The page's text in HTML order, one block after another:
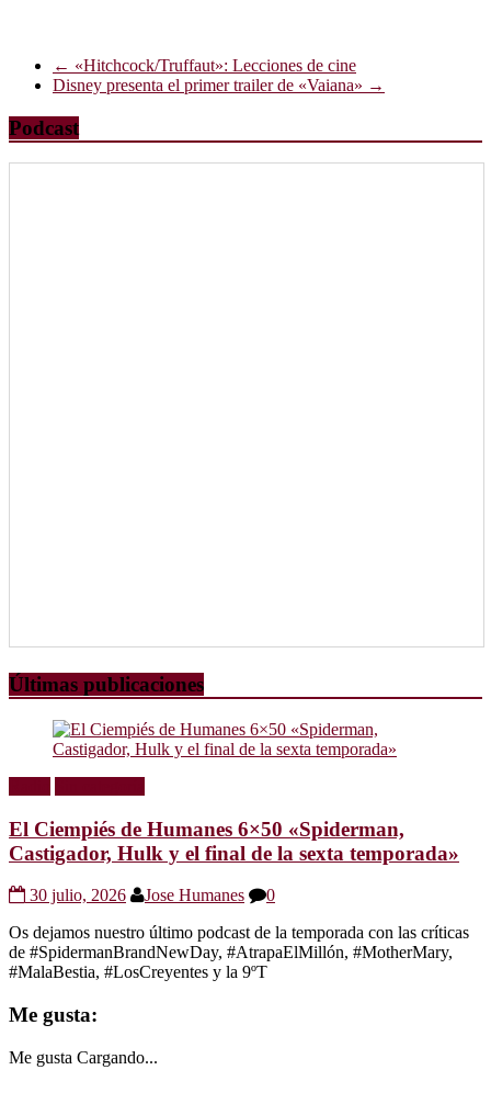
← «Hitchcock/Truffaut»: Lecciones de cine
Disney presenta el primer trailer de «Vaiana» →
Podcast
Últimas publicaciones
El Ciempiés de Humanes 6×50 «Spiderman,
Castigador, Hulk y el final de la sexta temporada»
30 julio, 2026 Jose Humanes
0
Os dejamos nuestro último podcast de la temporada con las críticas
de #SpidermanBrandNewDay, #AtrapaElMillón, #MotherMary,
#MalaBestia, #LosCreyentes y la 9ºT
Me gusta:
Me gusta Cargando...